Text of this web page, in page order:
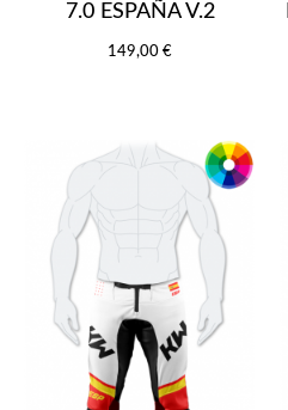
7.0 ESPAÑA V.2
149,00 €